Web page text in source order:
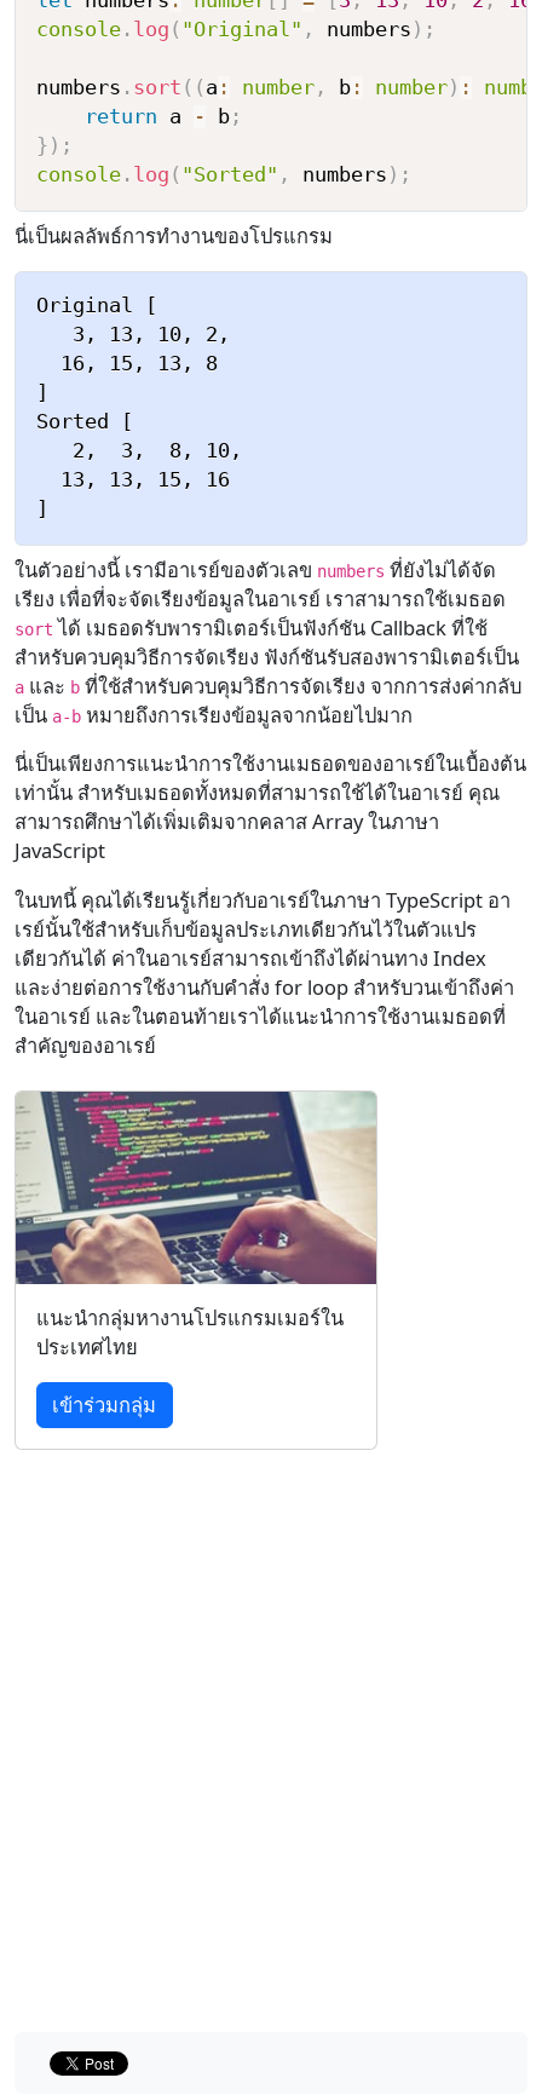
console. log ( "Original" , numbers ) ;
numbers . sort ( ( a : number, b: number) :
return a - b;
} ) ;
console. log ( "Sorted" , numbers ) ;
นี่เป็นผลลัพธ์การทำงานของโปรแกรม
Original [
   3, 13, 10, 2,
  16, 15, 13, 8
]
Sorted [
   2,  3,  8, 10,
  13, 13, 15, 16
ในตัวอย่างนี้ เรามีอาเรย์ของตัวเลข numbers ที่ยังไม่ได้จัด
เรียง เพื่อที่จะจัดเรียงข้อมูลในอาเรย์ เราสามารถใช้เมธอด
sort ได้ เมธอดรับพารามิเตอร์เป็นฟังก์ชัน Callback ที่ใช้
สำหรับควบคุมวิธีการจัดเรียง ฟังก์ชันรับสองพารามิเตอร์เป็น
a และ b ที่ใช้สำหรับควบคุมวิธีการจัดเรียง จากการส่งค่ากลับ
เป็น a-b หมายถึงการเรียงข้อมูลจากน้อยไปมาก
นี่เป็นเพียงการแนะนำการใช้งานเมธอดของอาเรย์ในเบื้องต้น
เท่านั้น สำหรับเมธอดทั้งหมดที่สามารถใช้ได้ในอาเรย์ คุณ
สามารถศึกษาได้เพิ่มเติมจากคลาส Array ในภาษา
JavaScript
ในบทนี้ คุณได้เรียนรู้เกี่ยวกับอาเรย์ในภาษา TypeScript อา
เรย์นั้นใช้สำหรับเก็บข้อมูลประเภทเดียวกันไว้ในตัวแปร
เดียวกันได้ ค่าในอาเรย์สามารถเข้าถึงได้ผ่านทาง Index
และง่ายต่อการใช้งานกับคำสั่ง for loop สำหรับวนเข้าถึงค่า
ในอาเรย์ และในตอนท้ายเราได้แนะนำการใช้งานเมธอดที่
สำคัญของอาเรย์
แนะนำกลุ่มหางานโปรแกรมเมอร์ใน
ประเทศไทย
เข้าร่วมกลุ่ม